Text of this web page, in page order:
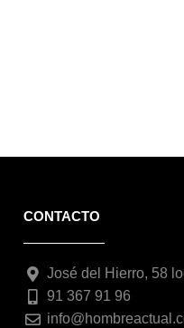
CONTACTO
José del Hierro, 58
91 367 91 96